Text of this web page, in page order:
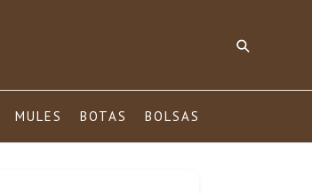
MULES BOTAS BOLSAS